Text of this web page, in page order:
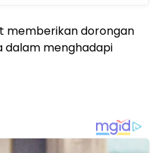
memberikan dorongan
dalam menghadapi